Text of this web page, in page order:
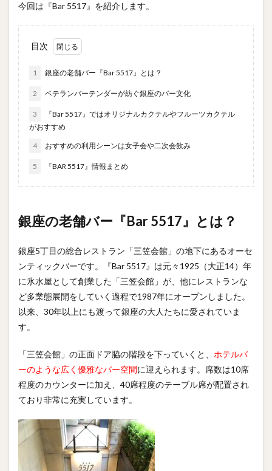
今回は『Bar 5517』を紹介します。
目次
1 銀座の老舗バー『Bar 5517』とは？
2 ベテランバーテンダーが紡ぐ銀座のバー文化
3
『Bar 5517』ではオリジナルカクテルやフルーツカクテル
がおすすめ
4 おすすめの利用シーンは女子会や二次会飲み
5 『BAR 5517』情報まとめ
銀座の老舗バー『Bar 5517』とは？
銀座5丁目の総合レストラン「三笠会館」の地下にあるオーセ
ンティックバーです。『Bar 5517』は元々1925（大正14）年
に氷水屋として創業した「三笠会館」が、他にレストランな
ど多業態展開をしていく過程で1987年にオープンしました。
以来、30年以上にも渡って銀座の大人たちに愛されていま
す。
「三笠会館」の正面ドア脇の階段を下っていくと、 ホテルバ
ーのような広く優雅なバー空間に迎えられます。席数は10席
程度のカウンターに加え、40席程度のテーブル席が配置され
ており非常に充実しています。